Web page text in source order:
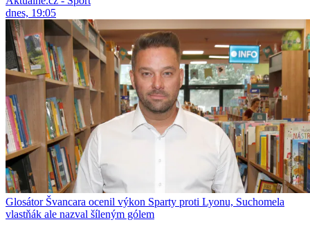
dnes, 19:05
Glosátor Švancara ocenil výkon Sparty proti Lyonu, Suchomela
vlastňák ale nazval šíleným gólem